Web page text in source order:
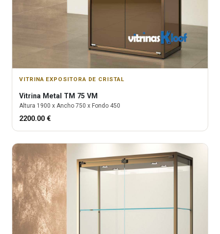
VITRINA EXPOSITORA DE CRISTAL
Vitrina Metal TM 75 VM
Altura 1900 x Ancho 750 x Fondo 450
2200.00 €